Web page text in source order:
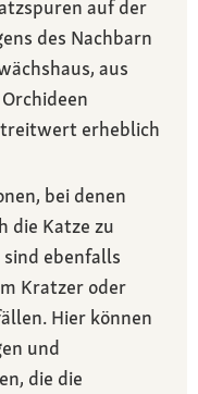
auf der
des Nachbarn
aus
erheblich
bei denen
die Katze zu
ebenfalls
Kratzer oder
Hier können
und
die die